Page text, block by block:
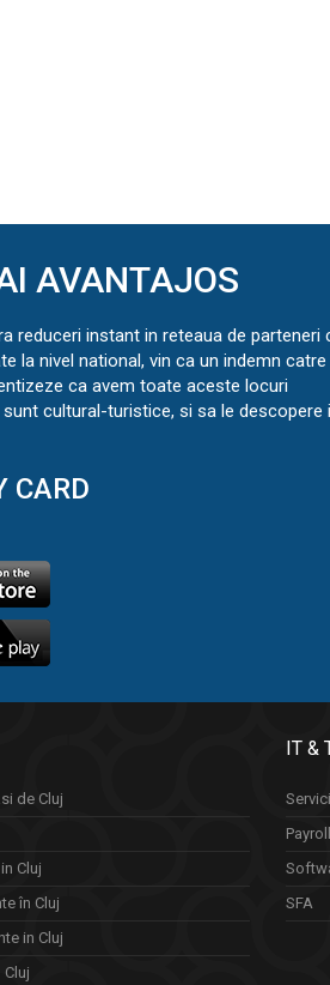
AVANTAJOS
reduceri instant in reteaua de parteneri
la nivel national, vin ca un indemn catre
ca avem toate aceste locuri
cultural-turistice, si sa le descopere
CARD
de Cluj
Cluj
în Cluj
in Cluj
Cluj
IT &
Payroll
SFA